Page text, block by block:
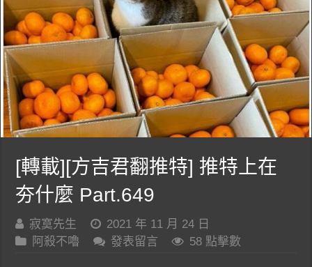
[轉載][方吉君翻推特] 推特上在
夯什麼 Part.649
寂寞先生
2021 年 11 月 24 日
阿殺不嚕
發表留言 58 點擊數